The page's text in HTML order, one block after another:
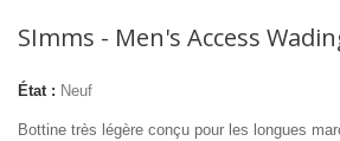
SImms - Men's Access
État : Neuf
Bottine très légère conçu pour les longues